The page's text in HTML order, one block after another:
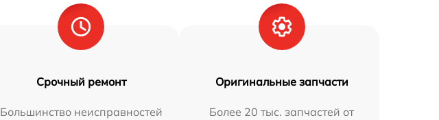
Срочный ремонт
Большинство неисправностей
Оригинальные запчасти
Более 20 тыс. запчастей от